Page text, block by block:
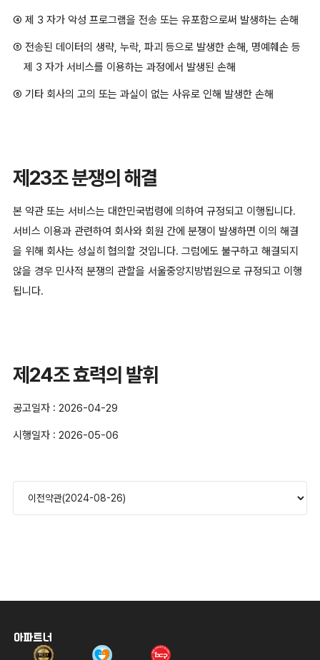
④ 제 3 자가 악성 프로그램을 전송 또는 유포함으로써 발생하는 손해
⑤ 전송된 데이터의 생략, 누락, 파괴 등으로 발생한 손해, 명예훼손 등
제 3 자가 서비스를 이용하는 과정에서 발생된 손해
⑥ 기타 회사의 고의 또는 과실이 없는 사유로 인해 발생한 손해
제23조 분쟁의 해결
본 약관 또는 서비스는 대한민국법령에 의하여 규정되고 이행됩니다.
서비스 이용과 관련하여 회사와 회원 간에 분쟁이 발생하면 이의 해결
을 위해 회사는 성실히 협의할 것입니다. 그럼에도 불구하고 해결되지
않을 경우 민사적 분쟁의 관할을 서울중앙지방법원으로 규정되고 이행
됩니다.
제24조 효력의 발휘
공고일자 : 2026-04-29
시행일자 : 2026-05-06